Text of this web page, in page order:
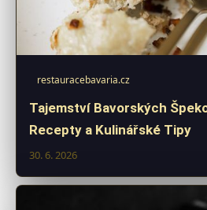
restauracebavaria.cz
Tajemství Bavorských
Recepty a Kulinářské Tipy
30. 6. 2026